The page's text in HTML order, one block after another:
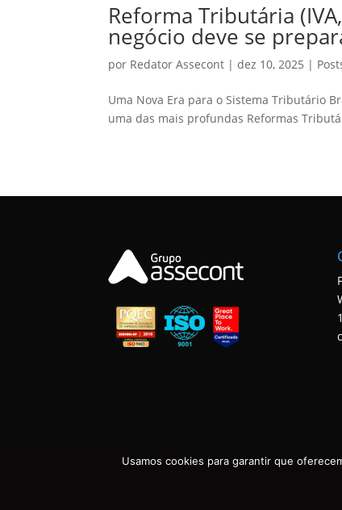
Reforma Tributária
negócio deve se
por Redator Assecont |dez 10, 2025 |
Uma Nova Era para o Sistema Tributário
uma das mais profundas Reformas
ASSECONT CONTABILIDADE E TECNOLOGIA •
Usamos cookies para garantir que